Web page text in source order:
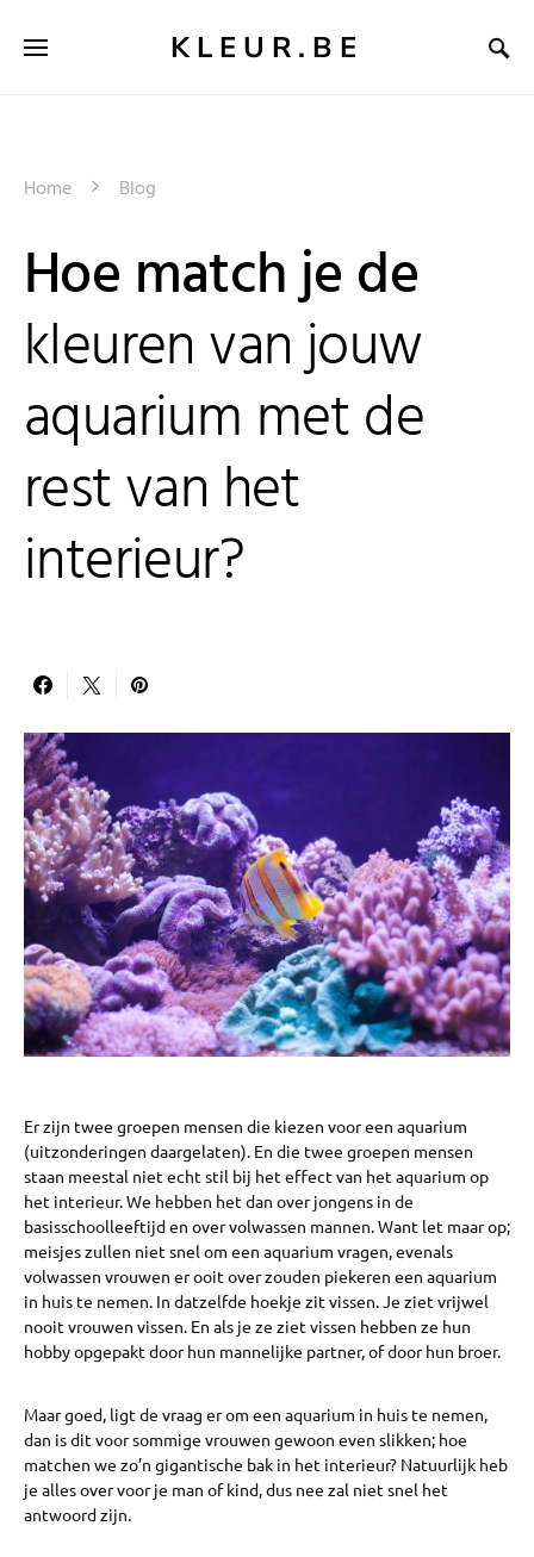
KLEUR.BE
Home Blog
Hoe match je de
kleuren van jouw
aquarium met de
rest van het
interieur?
Er zijn twee groepen mensen die kiezen voor een aquarium
(uitzonderingen daargelaten). En die twee groepen mensen
staan meestal niet echt stil bij het effect van het aquarium op
het interieur. We hebben het dan over jongens in de
basisschoolleeftijd en over volwassen mannen. Want let maar op;
meisjes zullen niet snel om een aquarium vragen, evenals
volwassen vrouwen er ooit over zouden piekeren een aquarium
in huis te nemen. In datzelfde hoekje zit vissen. Je ziet vrijwel
nooit vrouwen vissen. En als je ze ziet vissen hebben ze hun
hobby opgepakt door hun mannelijke partner, of door hun broer.
Maar goed, ligt de vraag er om een aquarium in huis te nemen,
dan is dit voor sommige vrouwen gewoon even slikken; hoe
matchen we zo’n gigantische bak in het interieur? Natuurlijk heb
je alles over voor je man of kind, dus nee zal niet snel het
antwoord zijn.